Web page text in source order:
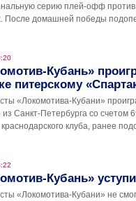
серию плей-офф против
После домашней победы
Кубань»
питерскому
«Локомотива-Кубани»
из Санкт-Петербурга со счетом
клуба, ранее
Кубань»
«Локомотива-Кубани» не